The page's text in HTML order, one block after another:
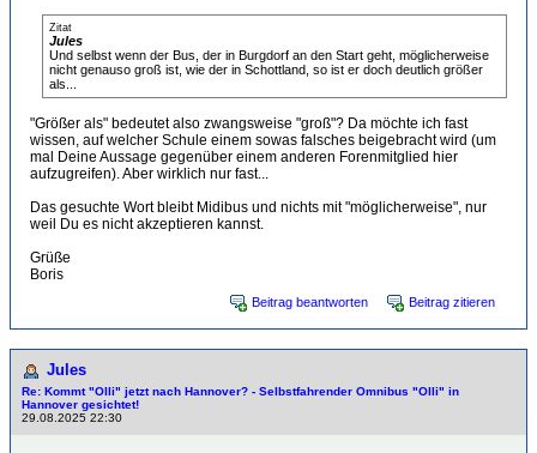
Zitat
Jules
Und selbst wenn der Bus, der in Burgdorf an den Start geht, möglicherweise
nicht genauso groß ist, wie der in Schottland, so ist er doch deutlich größer
als...
"Größer als" bedeutet also zwangsweise "groß"? Da möchte ich fast
wissen, auf welcher Schule einem sowas falsches beigebracht wird (um
mal Deine Aussage gegenüber einem anderen Forenmitglied hier
aufzugreifen). Aber wirklich nur fast...
Das gesuchte Wort bleibt Midibus und nichts mit "möglicherweise", nur
weil Du es nicht akzeptieren kannst.
Grüße
Boris
Beitrag beantworten Beitrag zitieren
Jules
Re: Kommt "Olli" jetzt nach Hannover? - Selbstfahrender Omnibus "Olli" in
Hannover gesichtet!
29.08.2025 22:30